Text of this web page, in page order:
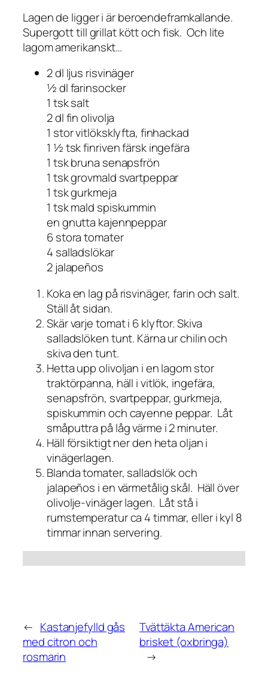
Lagen de ligger i är beroendeframkallande.
Supergott till grillat kött och fisk. Och lite
lagom amerikanskt…
2 dl ljus risvinäger
½ dl farinsocker
1 tsk salt
2 dl fin olivolja
1 stor vitlöksklyfta, finhackad
1 ½ tsk finriven färsk ingefära
1 tsk bruna senapsfrön
1 tsk grovmald svartpeppar
1 tsk gurkmeja
1 tsk mald spiskummin
en gnutta kajennpeppar
6 stora tomater
4 salladslökar
2 jalapeños
Koka en lag på risvinäger, farin och salt.
Ställ åt sidan.
Skär varje tomat i 6 klyftor. Skiva
salladslöken tunt. Kärna ur chilin och
skiva den tunt.
Hetta upp olivoljan i en lagom stor
traktörpanna, häll i vitlök, ingefära,
senapsfrön, svartpeppar, gurkmeja,
spiskummin och cayenne peppar. Låt
småputtra på låg värme i 2 minuter.
Häll försiktigt ner den heta oljan i
vinägerlagen.
Blanda tomater, salladslök och
jalapeños i en värmetålig skål. Häll över
olivolje-vinäger lagen. Låt stå i
rumstemperatur ca 4 timmar, eller i kyl 8
timmar innan servering.
← Kastanjefylld gås
med citron och
rosmarin
Tvättäkta American
brisket (oxbringa)
→